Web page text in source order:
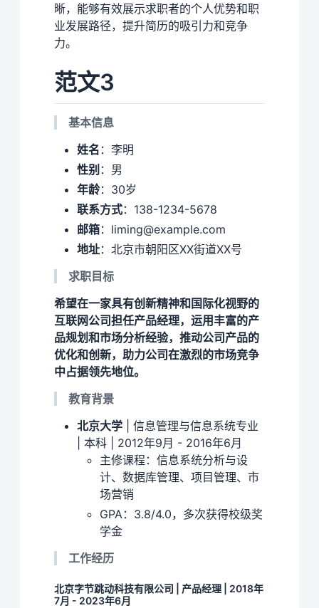
晰，能够有效展示求职者的个人优势和职
业发展路径，提升简历的吸引力和竞争
力。
范文3
基本信息
姓名 ：李明
性别 ：男
年龄：30岁
联系方式：138-1234-5678
邮箱：liming@example.com
地址：北京市朝阳区XX街道XX号
求职目标
希望在一家具有创新精神和国际化视野的
互联网公司担任产品经理，运用丰富的产
品规划和市场分析经验，推动公司产品的
优化和创新，助力公司在激烈的市场竞争
中占据领先地位。
教育背景
北京大学 | 信息管理与信息系统专业
| 本科 | 2012年9月 - 2016年6月
主修课程：信息系统分析与设
计、数据库管理、项目管理、市
场营销
GPA：3.8/4.0，多次获得校级奖
学金
工作经历
北京字节跳动科技有限公司 | 产品经理 | 2018年
7月 - 2023年6月